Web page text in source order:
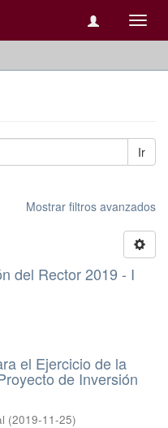
Ir
Mostrar filtros avanzados
del Rector 2019 - I
el Ejercicio de la
de Inversión
(2019-11-25)